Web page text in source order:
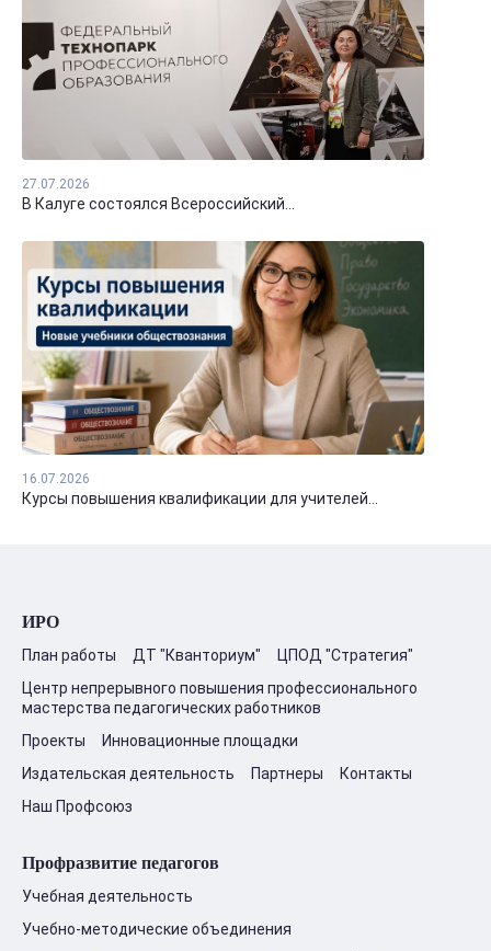
27.07.2026
В Калуге состоялся Всероссийский...
16.07.2026
Курсы повышения квалификации для учителей...
ИРО
План работы ДТ "Кванториум"
ЦПОД "Стратегия"
Центр непрерывного повышения профессионального
мастерства педагогических работников
Проекты
Инновационные площадки
Издательская деятельность
Партнеры
Контакты
Наш Профсоюз
Профразвитие педагогов
Учебная деятельность
Учебно-методические объединения